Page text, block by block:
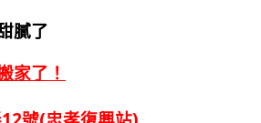
膩了
家了！